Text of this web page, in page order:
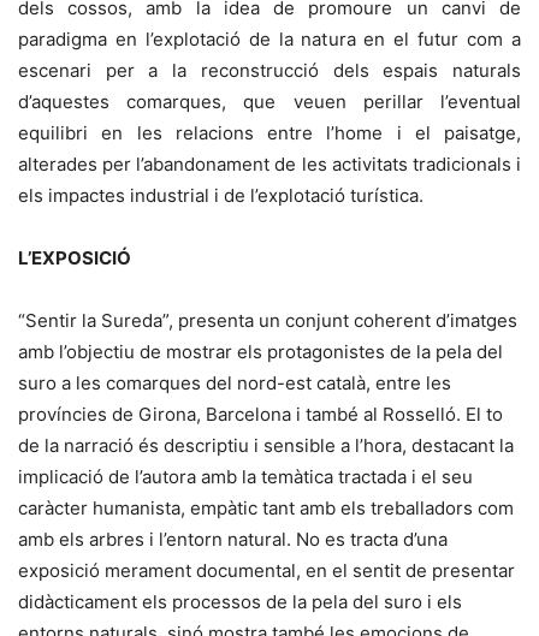
dels cossos, amb la idea de promoure un canvi de
paradigma en l’explotació de la natura en el futur com a
escenari per a la reconstrucció dels espais naturals
d’aquestes comarques, que veuen perillar l’eventual
equilibri en les relacions entre l’home i el paisatge,
alterades per l’abandonament de les activitats tradicionals i
els impactes industrial i de l’explotació turística.
L’EXPOSICIÓ
“Sentir la Sureda”, presenta un conjunt coherent d’imatges
amb l’objectiu de mostrar els protagonistes de la pela del
suro a les comarques del nord-est català, entre les
províncies de Girona, Barcelona i també al Rosselló. El to
de la narració és descriptiu i sensible a l’hora, destacant la
implicació de l’autora amb la temàtica tractada i el seu
caràcter humanista, empàtic tant amb els treballadors com
amb els arbres i l’entorn natural. No es tracta d’una
exposició merament documental, en el sentit de presentar
didàcticament els processos de la pela del suro i els